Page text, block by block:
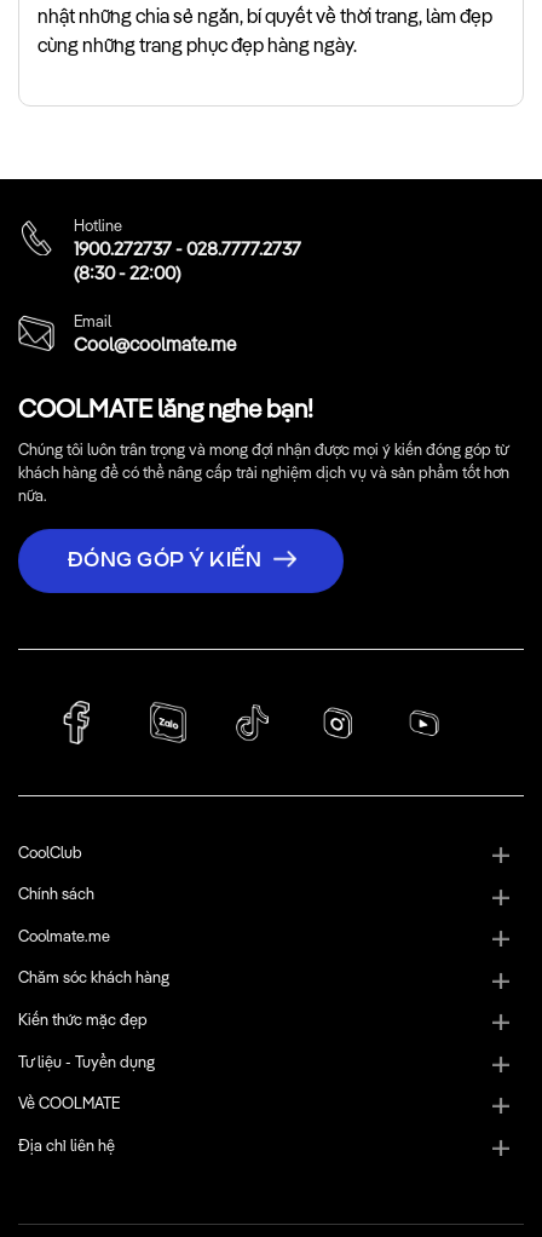
nhật những chia sẻ ngắn, bí quyết về thời trang, làm đẹp
cùng những trang phục đẹp hàng ngày.
Hotline
1900.272737-028.7777.2737
(8:30 - 22:00)
Email
Cool@coolmate.me
COOLMATE lắng nghe bạn!
Chúng tôi luôn trân trọng và mong đợi nhận được mọi ý kiến đóng góp từ
khách hàng để có thể nâng cấp trải nghiệm dịch vụ và sản phẩm tốt hơn
nữa.
ĐÓNG GÓP Ý KIẾN
CoolClub
Chính sách
Coolmate.me
Chăm sóc khách hàng
Kiến thức mặc đẹp
Tư liệu - Tuyển dụng
Về COOLMATE
Địa chỉ liên hệ